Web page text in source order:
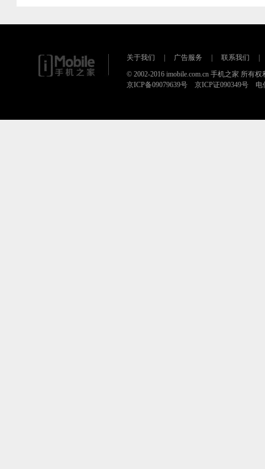
关于我们 广告服务 联系我们
© 2002-2016 imobile.com.cn 手机之家 所有权
京ICP备09079639号 京ICP证090349号 电